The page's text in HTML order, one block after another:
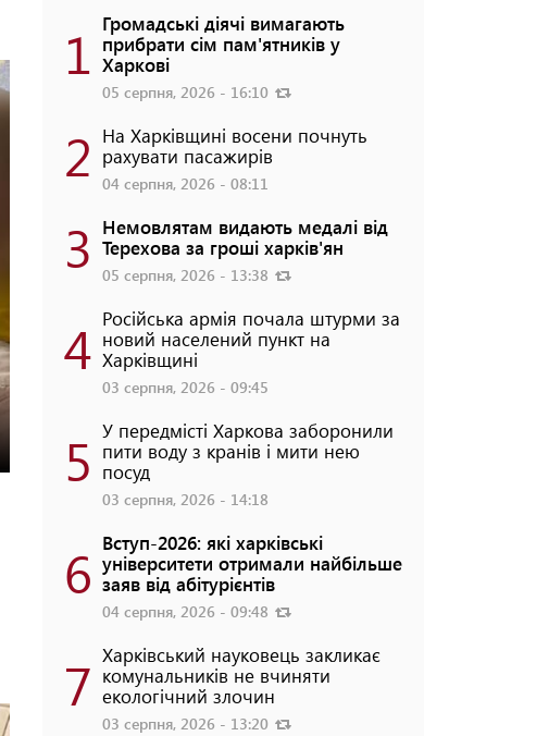
1 Громадські діячі вимагають
прибрати сім пам'ятників у
Харкові
05 серпня, 2026 - 16:10
2 На Харківщині восени почнуть
рахувати пасажирів
04 серпня, 2026 - 08:11
3 Немовлятам видають медалі від
Терехова за гроші харків'ян
05 серпня, 2026 - 13:38
4 Російська армія почала штурми за
новий населений пункт на
Харківщині
03 серпня, 2026 - 09:45
5 У передмісті Харкова заборонили
пити воду з кранів і мити нею
посуд
03 серпня, 2026 - 14:18
6 Вступ-2026: які харківські
університети отримали найбільше
заяв від абітурієнтів
04 серпня, 2026 - 09:48
7 Харківський науковець закликає
комунальників не вчиняти
екологічний злочин
03 серпня, 2026 - 13:20